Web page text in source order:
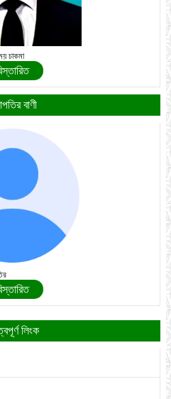
চাকমা
বাণী
লিংক